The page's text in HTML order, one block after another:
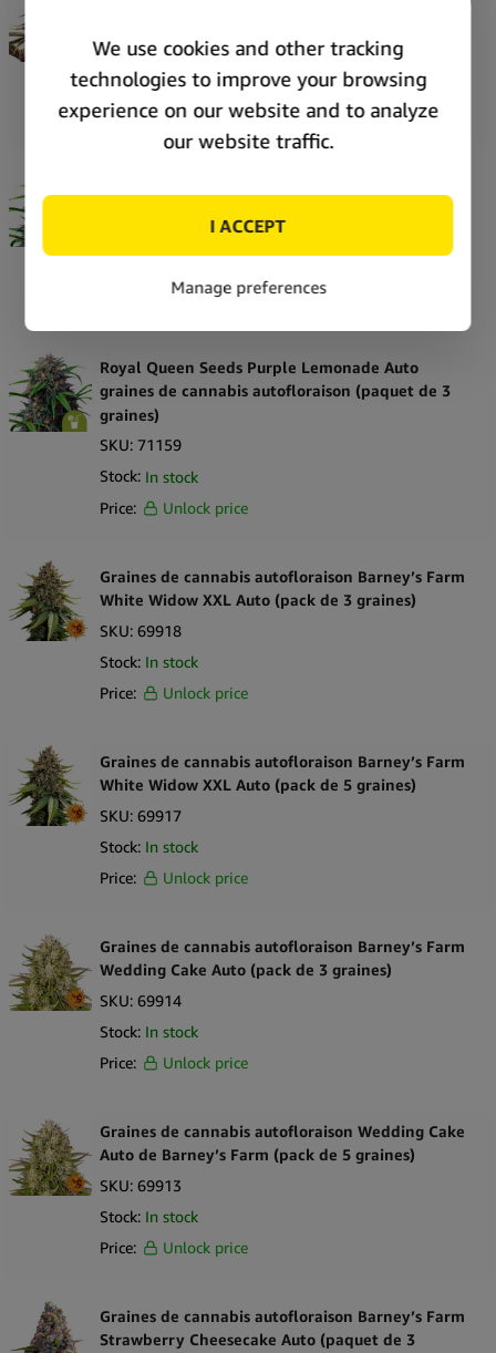
SKU: 71173
Stock: In stock
Price:
Unlock price
Seeds Purple Lemonade Auto (pack de 5 graines)
Unlock price
Royal Queen Seeds Purple Lemonade Auto
graines de cannabis autofloraison (paquet de 3
graines)
SKU: 71159
Stock: In stock
Price:
Unlock price
Graines de cannabis autofloraison Barney’s Farm
White Widow XXL Auto (pack de 3 graines)
SKU: 69918
Stock: In stock
Price:
Unlock price
Graines de cannabis autofloraison Barney’s Farm
White Widow XXL Auto (pack de 5 graines)
SKU: 69917
Stock: In stock
Price:
Unlock price
Graines de cannabis autofloraison Barney’s Farm
Wedding Cake Auto (pack de 3 graines)
SKU: 69914
Stock: In stock
Price:
Unlock price
Graines de cannabis autofloraison Wedding Cake
Auto de Barney’s Farm (pack de 5 graines)
SKU: 69913
Stock: In stock
Price:
Unlock price
Graines de cannabis autofloraison Barney’s Farm
Strawberry Cheesecake Auto (paquet de 3